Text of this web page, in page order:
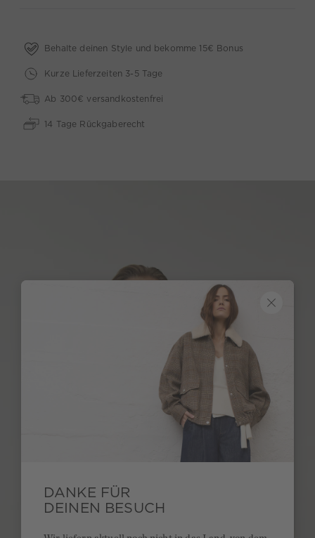
Behalte deinen Style und bekomme 15€ Bonus
Kurze Lieferzeiten 3-5 Tage
Ab 300€ versandkostenfrei
14 Tage Rückgaberecht
DANKE FÜR
DEINEN BESUCH